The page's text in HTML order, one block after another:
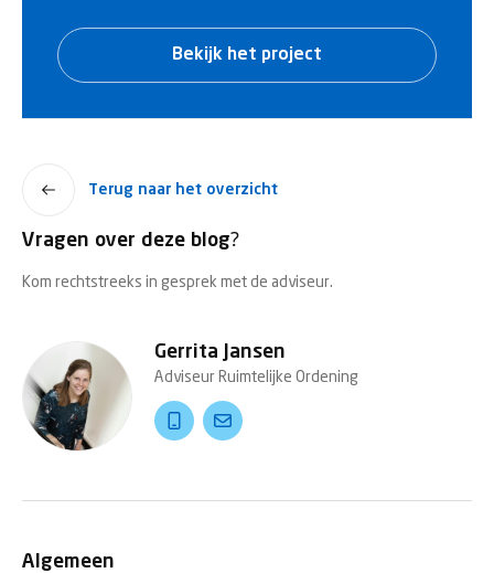
Vragen over deze blog?
Kom rechtstreeks in gesprek met de adviseur.
Gerrita Jansen
Adviseur Ruimtelijke Ordening
Algemeen
Bekijk het project
Terug naar het overzicht